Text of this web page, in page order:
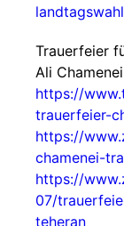
Trauerfeier
Ali
https://
trauerfeier-
https://
chamenei-
https://
07/
teheran